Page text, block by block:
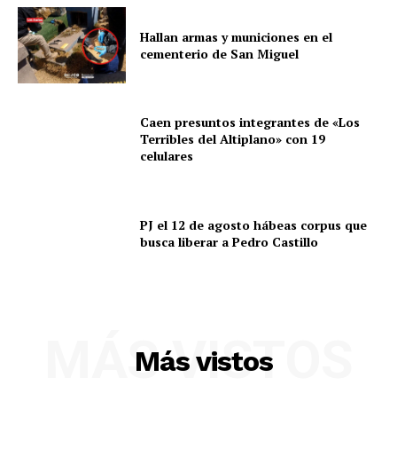
Hallan armas y municiones en el
cementerio de San Miguel
Caen presuntos integrantes de «Los
Terribles del Altiplano» con 19
celulares
PJ el 12 de agosto hábeas corpus que
busca liberar a Pedro Castillo
Más vistos
MÁS VISTOS